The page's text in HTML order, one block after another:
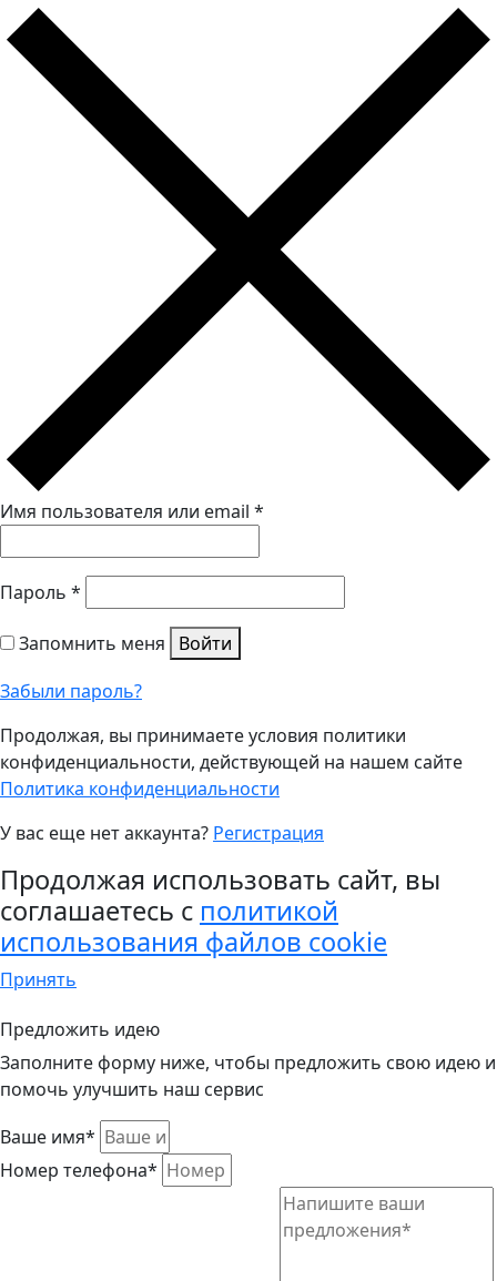
Имя пользователя или email *
Пароль *
Запомнить меня
Войти
Забыли пароль?
Продолжая, вы принимаете условия политики
конфиденциальности, действующей на нашем сайте
Политика конфиденциальности
У вас еще нет аккаунта? Регистрация
Продолжая использовать сайт, вы
соглашаетесь с политикой
использования файлов cookie
Принять
Предложить идею
Заполните форму ниже, чтобы предложить свою идею и
помочь улучшить наш сервис
Ваше имя*
Номер телефона*